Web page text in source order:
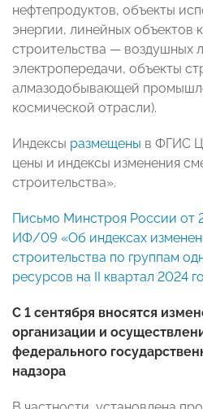
нефтепродуктов, объекты
энергии, линейных объектов
строительства — воздушных
электропередачи, объекты
алмазодобывающей
космической отрасли).
Индексы размещены в ФГИС
цены и индексы изменения
строительства».
Письмо Минстроя России от
ИФ/09 «Об индексах
строительства по группам
ресурсов на II квартал 2024
С 1 сентября вносятся
организации и
федерального
надзора